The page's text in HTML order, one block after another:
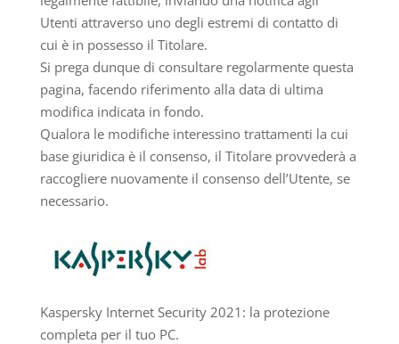
Utenti attraverso uno degli estremi di contatto di
cui è in possesso il Titolare.
Si prega dunque di consultare regolarmente questa
pagina, facendo riferimento alla data di ultima
modifica indicata in fondo.
Qualora le modifiche interessino trattamenti la cui
base giuridica è il consenso, il Titolare provvederà a
raccogliere nuovamente il consenso dell’Utente, se
necessario.
Kaspersky Internet Security 2021: la protezione
completa per il tuo PC.